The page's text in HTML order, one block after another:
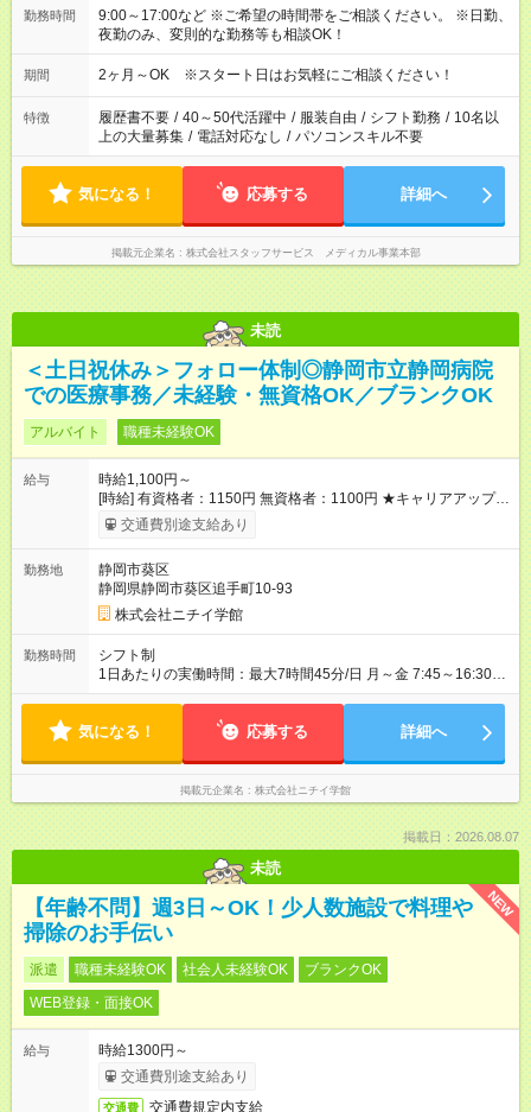
勤務時間
9:00～17:00など ※ご希望の時間帯をご相談ください。 ※日勤、
夜勤のみ、変則的な勤務等も相談OK！
期間 2ヶ月～OK ※スタート日はお気軽にご相談ください！
特徴 履歴書不要 / 40～50代活躍中 / 服装自由 / シフト勤務 / 10名以
上の大量募集 / 電話対応なし / パソコンスキル不要
気になる！ 応募する 詳細へ
掲載元企業名 株式会社スタッフサービス メディカル事業本部
未読
＜土日祝休み＞フォロー体制◎静岡市立静岡病院
での医療事務／未経験・無資格OK／ブランクOK
アルバイト 職種未経験OK
給与
時給1,100円～
[時給] 有資格者：1150円 無資格者：1100円 ★キャリアアップ制
度あり 進級により給与がアップします！ 【試用期間】試用期間
あり 試用期間の長さ：3ヶ月 雇用形態、給与は本採用時と同じ
交通費別途支給あり
勤務地
静岡市葵区
静岡県静岡市葵区追手町10-93
株式会社ニチイ学館
勤務時間
シフト制
1日あたりの実働時間：最大7時間45分/日 月～金 7:45～16:30
7:50～16:35 8:15～17:00 8:30～17:15 各休憩60分 ※週2～3日の
（土日祝日の救急窓口業務）あり
気になる！ 応募する 詳細へ
掲載元企業名 株式会社ニチイ学館
掲載日：2026.08.07
未読
NEW
【年齢不問】週3日～OK！少人数施設で料理や
掃除のお手伝い
派遣 職種未経験OK 社会人未経験OK
ブランクOK
WEB登録・面接OK
給与
時給1300円～
交通費別途支給あり
交通費 交通費規定内支給